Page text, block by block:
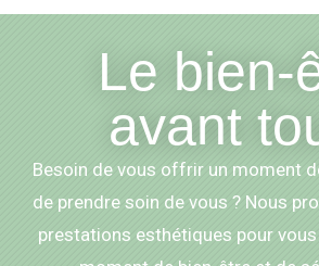
Besoin de vous offrir un moment
de prendre soin de vous ? Nous
prestations esthétiques pour
Le bien-
avant